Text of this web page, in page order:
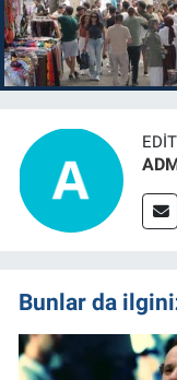
Bunlar da